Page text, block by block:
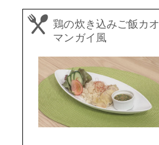
鶏の炊き込みご飯カオ
マンガイ風